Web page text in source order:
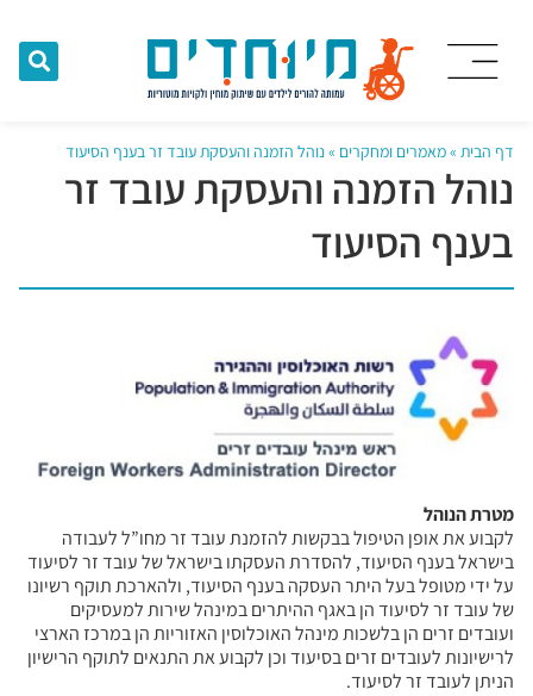
דף הבית »מאמרים ומחקרים »נוהל הזמנה והעסקת עובד זר בענף הסיעוד
נוהל הזמנה והעסקת עובד זר
בענף הסיעוד
מטרת הנוהל
לקבוע את אופן הטיפול בבקשות להזמנת עובד זר מחו”ל לעבודה
בישראל בענף הסיעוד, להסדרת העסקתו בישראל של עובד זר לסיעוד
על ידי מטופל בעל היתר העסקה בענף הסיעוד, ולהארכת תוקף רשיונו
של עובד זר לסיעוד הן באגף ההיתרים במינהל שירות למעסיקים
ועובדים זרים הן בלשכות מינהל האוכלוסין האזוריות הן במרכז הארצי
לרישיונות לעובדים זרים בסיעוד וכן לקבוע את התנאים לתוקף הרישיון
הניתן לעובד זר לסיעוד.